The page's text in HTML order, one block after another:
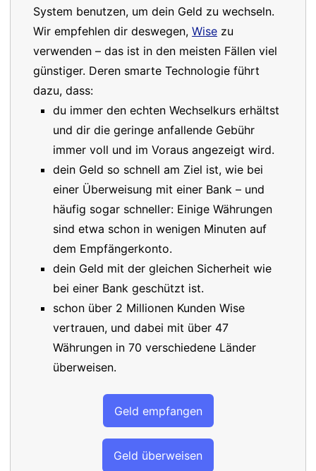
System benutzen, um dein Geld zu wechseln.
Wir empfehlen dir deswegen, Wise zu
verwenden – das ist in den meisten Fällen viel
günstiger. Deren smarte Technologie führt
dazu, dass:
du immer den echten Wechselkurs erhältst
und dir die geringe anfallende Gebühr
immer voll und im Voraus angezeigt wird.
dein Geld so schnell am Ziel ist, wie bei
einer Überweisung mit einer Bank – und
häufig sogar schneller: Einige Währungen
sind etwa schon in wenigen Minuten auf
dem Empfängerkonto.
dein Geld mit der gleichen Sicherheit wie
bei einer Bank geschützt ist.
schon über 2 Millionen Kunden Wise
vertrauen, und dabei mit über 47
Währungen in 70 verschiedene Länder
überweisen.
Geld empfangen
Geld überweisen